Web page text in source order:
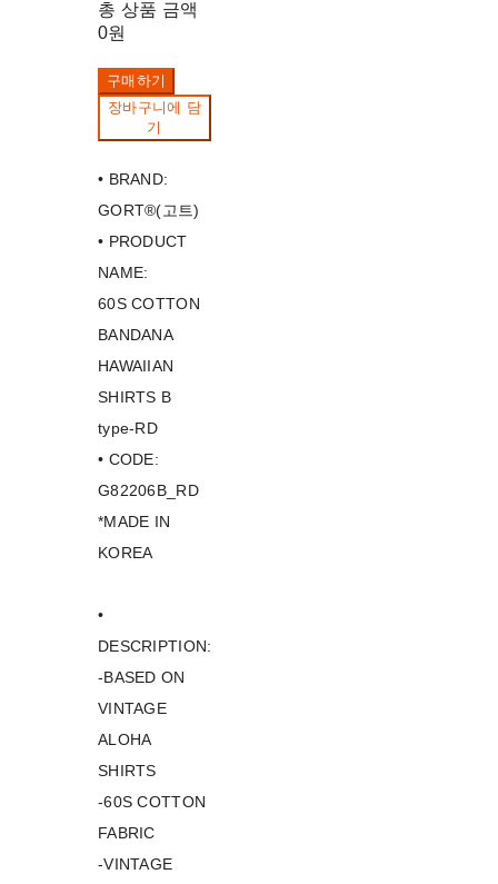
총 상품 금액
0원
구매하기
장바구니에 담
기
• BRAND:
GORT®(고트)
• PRODUCT
NAME:
60S COTTON
BANDANA
HAWAIIAN
SHIRTS B
type-RD
• CODE:
G82206B_RD
*MADE IN
KOREA
•
DESCRIPTION:
-BASED ON
VINTAGE
ALOHA
SHIRTS
-60S COTTON
FABRIC
-VINTAGE